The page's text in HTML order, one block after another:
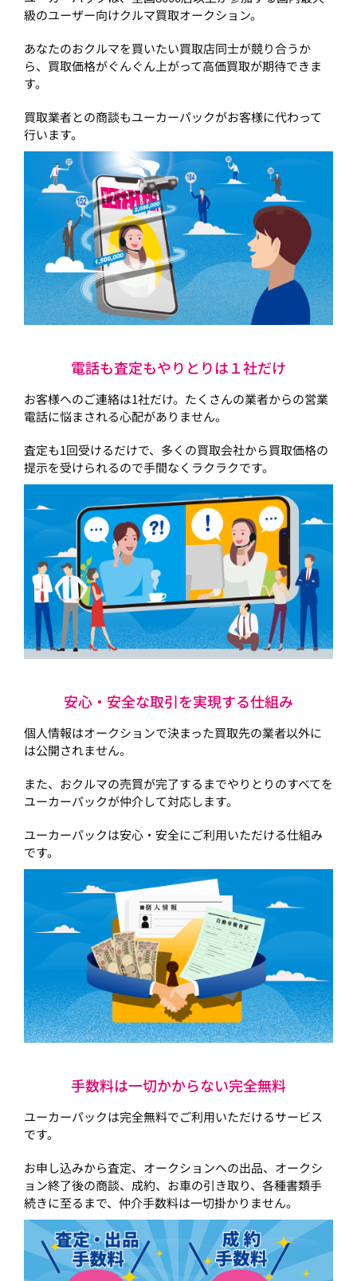
級のユーザー向けクルマ買取オークション。
あなたのおクルマを買いたい買取店同士が競り合うか
ら、買取価格がぐんぐん上がって高価買取が期待できま
す。
買取業者との商談もユーカーパックがお客様に代わって
行います。
電話も査定もやりとりは１社だけ
お客様へのご連絡は1社だけ。たくさんの業者からの営業
電話に悩まされる心配がありません。
査定も1回受けるだけで、多くの買取会社から買取価格の
提示を受けられるので手間なくラクラクです。
安心・安全な取引を実現する仕組み
個人情報はオークションで決まった買取先の業者以外に
は公開されません。
また、おクルマの売買が完了するまでやりとりのすべてを
ユーカーパックが仲介して対応します。
ユーカーパックは安心・安全にご利用いただける仕組み
です。
手数料は一切かからない完全無料
ユーカーパックは完全無料でご利用いただけるサービス
です。
お申し込みから査定、オークションへの出品、オークシ
ョン終了後の商談、成約、お車の引き取り、各種書類手
続きに至るまで、仲介手数料は一切掛かりません。